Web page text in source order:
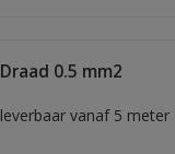
Draad 0.5 mm2
leverbaar vanaf 5 meter